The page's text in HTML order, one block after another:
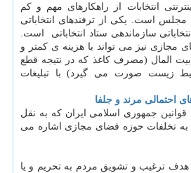
انتخابات از راهکارهای مهم و کم
مجلس است. یکی از ترفندهای انتخاباتی
سازماندهی ستاد انتخاباتی است.
مجازی نیز می تواند با هزینه ی کمتر و
المال (مصرف کاغذ که در نتیجه قطع
زیست صورت می گیرد) با تبلیغات
احتمالی مرند و جلفا
قوانین جمهوری اسلامی ایران که به نقل
به تخلفات حوزه فضای مجازی اشاره می
با هدف ترغیب و تشویق مردم به تحریم و یا